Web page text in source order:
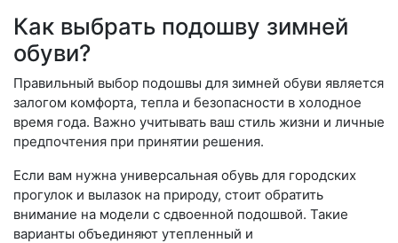
Как выбрать подошву зимней
обуви?
Правильный выбор подошвы для зимней обуви является
залогом комфорта, тепла и безопасности в холодное
время года. Важно учитывать ваш стиль жизни и личные
предпочтения при принятии решения.
Если вам нужна универсальная обувь для городских
прогулок и вылазок на природу, стоит обратить
внимание на модели с сдвоенной подошвой. Такие
варианты объединяют утепленный и